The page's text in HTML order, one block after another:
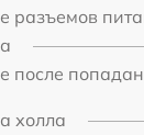
разъемов
после
холла